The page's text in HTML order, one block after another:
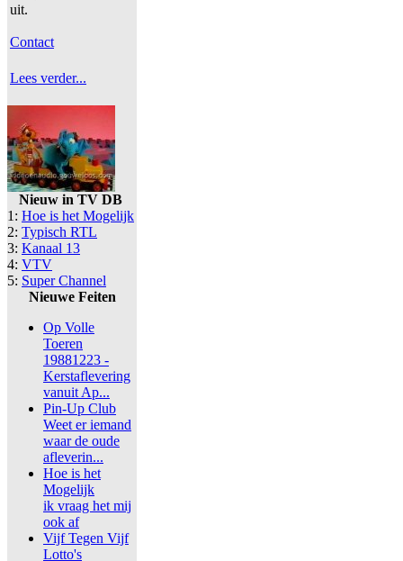
uit.
Contact
Lees verder...
Nieuw in TV DB
1: Hoe is het Mogelijk
2: Typisch RTL
3: Kanaal 13
4: VTV
5: Super Channel
Nieuwe Feiten
Op Volle
Toeren
19881223 -
Kerstaflevering
vanuit Ap...
Pin-Up Club
Weet er iemand
waar de oude
afleverin...
Hoe is het
Mogelijk
ik vraag het mij
ook af
Vijf Tegen Vijf
Lotto's